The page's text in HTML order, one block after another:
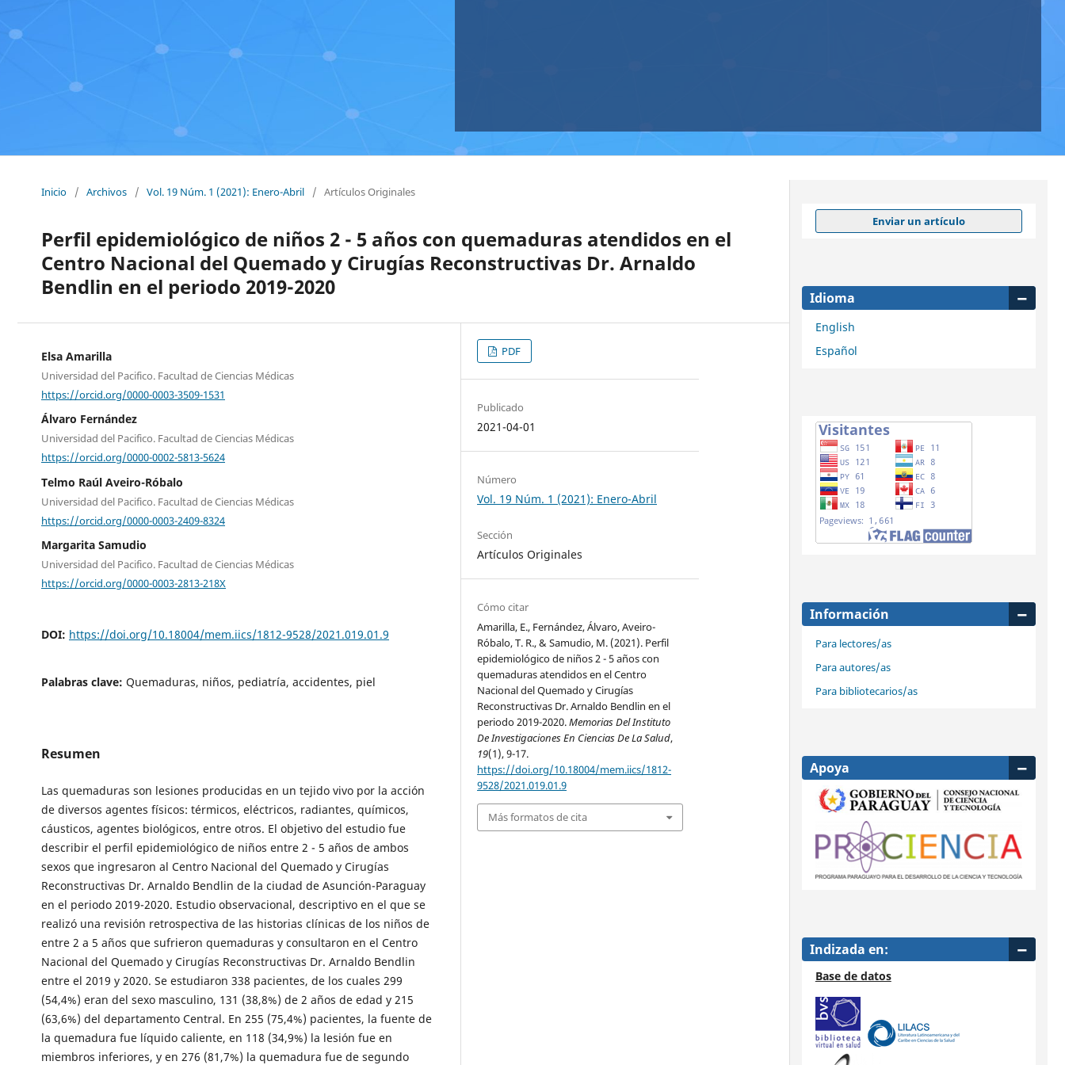
Inicio / Archivos / Vol. 19 Núm. 1 (2021): Enero-Abril / Artículos Originales
Perfil epidemiológico de niños 2 - 5 años con quemaduras atendidos en el
Centro Nacional del Quemado y Cirugías Reconstructivas Dr. Arnaldo
Bendlin en el periodo 2019-2020
Elsa Amarilla
Universidad del Pacifico. Facultad de Ciencias Médicas
https://orcid.org/0000-0003-3509-1531
Álvaro Fernández
Universidad del Pacifico. Facultad de Ciencias Médicas
https://orcid.org/0000-0002-5813-5624
Telmo Raúl Aveiro-Róbalo
Universidad del Pacifico. Facultad de Ciencias Médicas
https://orcid.org/0000-0003-2409-8324
Margarita Samudio
Universidad del Pacifico. Facultad de Ciencias Médicas
https://orcid.org/0000-0003-2813-218X
DOI: https://doi.org/10.18004/mem.iics/1812-9528/2021.019.01.9
Palabras clave: Quemaduras, niños, pediatría, accidentes, piel
Resumen
Las quemaduras son lesiones producidas en un tejido vivo por la acción
de diversos agentes físicos: térmicos, eléctricos, radiantes, químicos,
cáusticos, agentes biológicos, entre otros. El objetivo del estudio fue
describir el perfil epidemiológico de niños entre 2 - 5 años de ambos
sexos que ingresaron al Centro Nacional del Quemado y Cirugías
Reconstructivas Dr. Arnaldo Bendlin de la ciudad de Asunción-Paraguay
en el periodo 2019-2020. Estudio observacional, descriptivo en el que se
realizó una revisión retrospectiva de las historias clínicas de los niños de
entre 2 a 5 años que sufrieron quemaduras y consultaron en el Centro
Nacional del Quemado y Cirugías Reconstructivas Dr. Arnaldo Bendlin
entre el 2019 y 2020. Se estudiaron 338 pacientes, de los cuales 299
(54,4%) eran del sexo masculino, 131 (38,8%) de 2 años de edad y 215
(63,6%) del departamento Central. En 255 (75,4%) pacientes, la fuente de
la quemadura fue líquido caliente, en 118 (34,9%) la lesión fue en
miembros inferiores, y en 276 (81,7%) la quemadura fue de segundo
PDF
Publicado
2021-04-01
Número
Vol. 19 Núm. 1 (2021): Enero-Abril
Sección
Artículos Originales
Cómo citar
Amarilla, E., Fernández, Álvaro, Aveiro-
Róbalo, T. R., & Samudio, M. (2021). Perfil
epidemiológico de niños 2 - 5 años con
quemaduras atendidos en el Centro
Nacional del Quemado y Cirugías
Reconstructivas Dr. Arnaldo Bendlin en el
periodo 2019-2020.Memorias Del Instituto
De Investigaciones En Ciencias De La Salud,
19(1), 9-17.
https://doi.org/10.18004/mem.iics/1812-
9528/2021.019.01.9
Más formatos de cita
Enviar un artículo
Idioma
English
Español
Información
Para lectores/as
Para autores/as
Para bibliotecarios/as
Apoya
Indizada en:
Base de datos